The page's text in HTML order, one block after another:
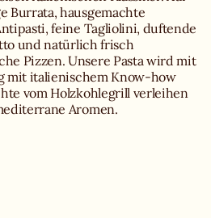
Burrata, hausgemachte
feine Tagliolini, duftende
und natürlich frisch
Pizzen. Unsere Pasta wird mit
mit italienischem Know-how
vom Holzkohlegrill verleihen
Aromen.
für die kulinarischen
Essen bieten wir eine